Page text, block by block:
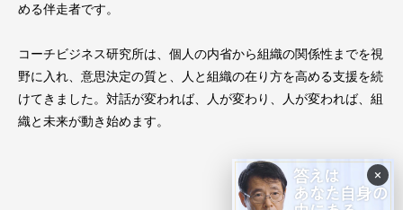
める伴走者です。
コーチビジネス研究所は、個人の内省から組織の関係性までを視
野に入れ、意思決定の質と、人と組織の在り方を高める支援を続
けてきました。対話が変われば、人が変わり、人が変われば、組
織と未来が動き始めます。
代表取締役 五十嵐 久
×